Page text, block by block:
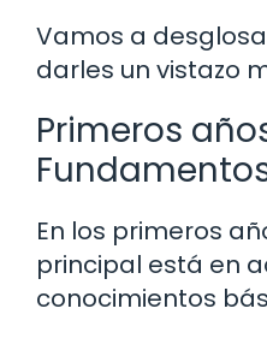
Vamos a
darles un vistazo
Primeros
En los primeros
principal está en
conocimientos